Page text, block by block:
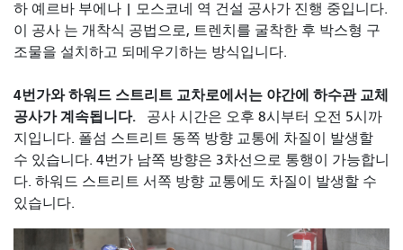
하 예르바 부에나 | 모스코네 역 건설 공사가 진행 중입니다.
이 공사 는 개착식 공법으로, 트렌치를 굴착한 후 박스형 구
조물을 설치하고 되메우기하는 방식입니다.
4번가와 하워드 스트리트 교차로에서는 야간에 하수관 교체
공사가 계속됩니다. 공사 시간은 오후 8시부터 오전 5시까
지입니다. 폴섬 스트리트 동쪽 방향 교통에 차질이 발생할
수 있습니다. 4번가 남쪽 방향은 3차선으로 통행이 가능합니
다. 하워드 스트리트 서쪽 방향 교통에도 차질이 발생할 수
있습니다.